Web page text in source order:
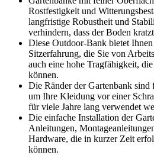
Rostfestigkeit und
langfristige Robustheit und
verhindern, dass der Boden
Diese Outdoor-Bank bietet
Sitzerfahrung, die Sie von
auch eine hohe Tragfähigkeit,
können.
Die Ränder der Gartenbank
um Ihre Kleidung vor einer
für viele Jahre lang verwendet
Die einfache Installation der
Anleitungen,
Hardware, die in kurzer Zeit
können.